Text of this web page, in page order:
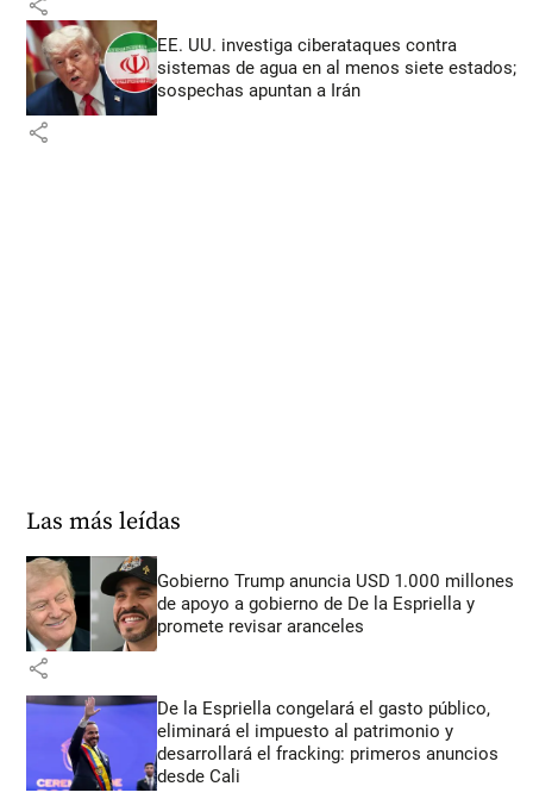
EE. UU. investiga ciberataques contra
sistemas de agua en al menos siete estados;
sospechas apuntan a Irán
share
Las más leídas
Gobierno Trump anuncia USD 1.000 millones
de apoyo a gobierno de De la Espriella y
promete revisar aranceles
share
De la Espriella congelará el gasto público,
eliminará el impuesto al patrimonio y
desarrollará el fracking: primeros anuncios
desde Cali